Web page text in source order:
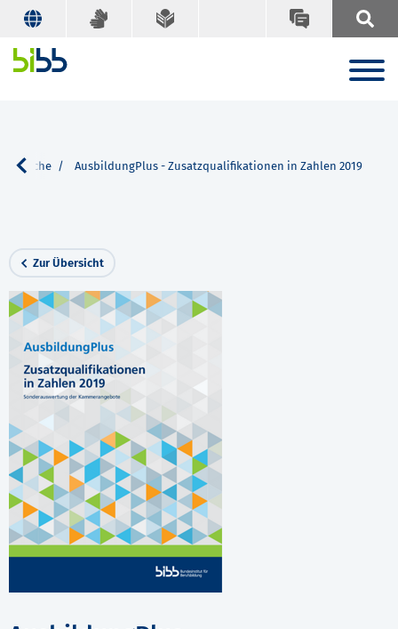
Suche AusbildungPlus - Zusatzqualifikationen in Zahlen 2019
Zur Übersicht